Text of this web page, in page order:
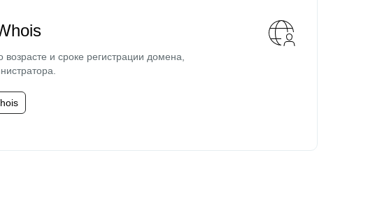
и сроке регистрации домена,